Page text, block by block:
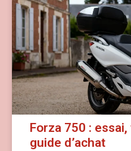
Forza 750 :
guide d’achat